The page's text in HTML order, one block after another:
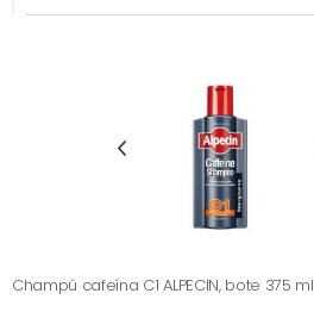
Champú cafeína C1 ALPECIN, bote 375 ml